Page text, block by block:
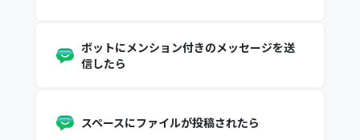
ボットにメンション付きのメッセージを送
信したら
スペースにファイルが投稿されたら